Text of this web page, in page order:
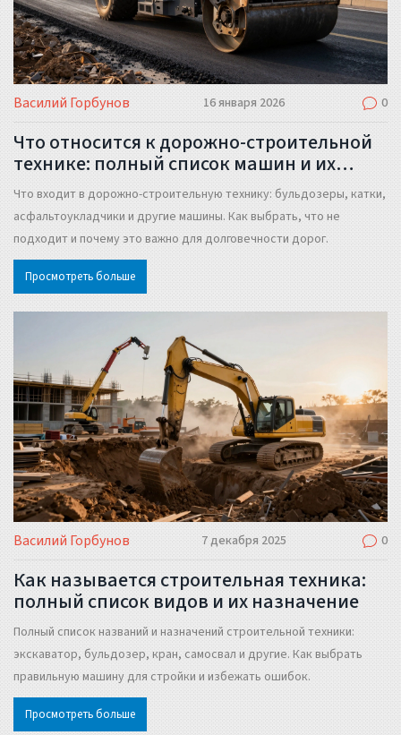
Василий Горбунов 16 января 2026 0
Что относится к дорожно-строительной
технике: полный список машин и их
назначение
Что входит в дорожно-строительную технику: бульдозеры, катки,
асфальтоукладчики и другие машины. Как выбрать, что не
подходит и почему это важно для долговечности дорог.
Просмотреть больше
Василий Горбунов 7 декабря 2025 0
Как называется строительная техника:
полный список видов и их назначение
Полный список названий и назначений строительной техники:
экскаватор, бульдозер, кран, самосвал и другие. Как выбрать
правильную машину для стройки и избежать ошибок.
Просмотреть больше